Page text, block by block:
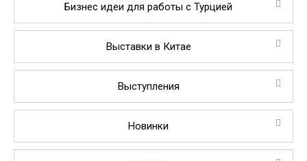
Бизнес идеи для работы с Турцией
Выставки в Китае
Выступления
Новинки